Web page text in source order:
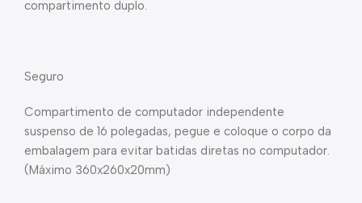
compartimento duplo.
Seguro
Compartimento de computador independente
suspenso de 16 polegadas, pegue e coloque o corpo da
embalagem para evitar batidas diretas no computador.
(Máximo 360x260x20mm)